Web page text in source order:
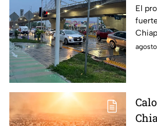
este
El